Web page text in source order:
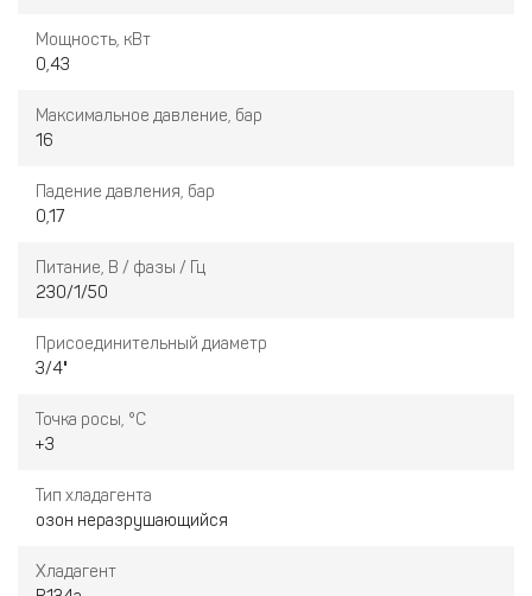
Мощность, кВт
0,43
Максимальное давление, бар
16
Падение давления, бар
0,17
Питание, В / фазы / Гц
230/1/50
Присоединительный диаметр
3/4"
Точка росы, °C
+3
Тип хладагента
озон неразрушающийся
Хладагент